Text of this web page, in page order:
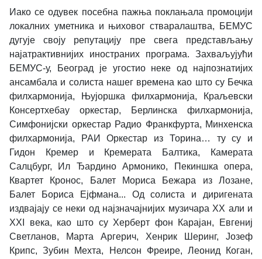
Иако се одувек посебна пажња поклањала промоцији
локалних уметника и њиховог стваралаштва, БЕМУС
дугује своју репутацију пре свега представљању
најатрактивнијих иностраних програма. Захваљујући
БЕМУС-у, Београд је угостио неке од најпознатијих
ансамбала и солиста нашег времена као што су Бечка
филхармонија, Њујоршка филхармонија, Краљевски
Консертхебау оркестар, Берлинска филхармонија,
Симфонијски оркестар Радио Франкфурта, Минхенска
филхармонија, РАИ Оркестар из Торина… ту су и
Гидон Кремер и Кремерата Балтика, Камерата
Салцбург, Ил Ђардино Армонико, Пекиншка опера,
Квартет Кронос, Балет Мориса Бежара из Лозане,
Балет Бориса Ејфмана... Од солиста и диригената
издвајају се неки од најзначајнијих музичара XX али и
XXI века, као што су Херберт фон Карајан, Евгениј
Светланов, Марта Аргерич, Хенрик Шеринг, Јозеф
Крипс, Зубин Мехта, Нелсон Фреире, Леонид Коган,